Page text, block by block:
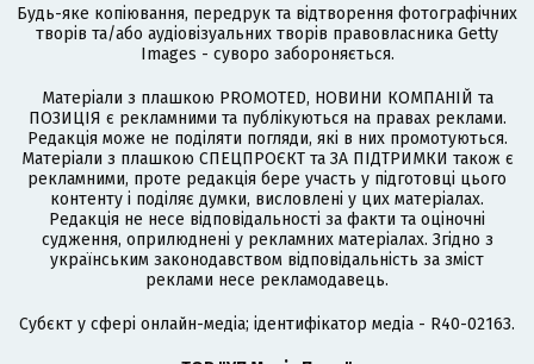
Будь-яке копіювання, передрук та відтворення фотографічних
творів та/або аудіовізуальних творів правовласника Getty
Images - суворо забороняється.
Матеріали з плашкою PROMOTED, НОВИНИ КОМПАНІЙ та
ПОЗИЦІЯ є рекламними та публікуються на правах реклами.
Редакція може не поділяти погляди, які в них промотуються.
Матеріали з плашкою СПЕЦПРОЄКТ та ЗА ПІДТРИМКИ також є
рекламними, проте редакція бере участь у підготовці цього
контенту і поділяє думки, висловлені у цих матеріалах.
Редакція не несе відповідальності за факти та оціночні
судження, оприлюднені у рекламних матеріалах. Згідно з
українським законодавством відповідальність за зміст
реклами несе рекламодавець.
Cубєкт у сфері онлайн-медіа; ідентифікатор медіа - R40-02163.